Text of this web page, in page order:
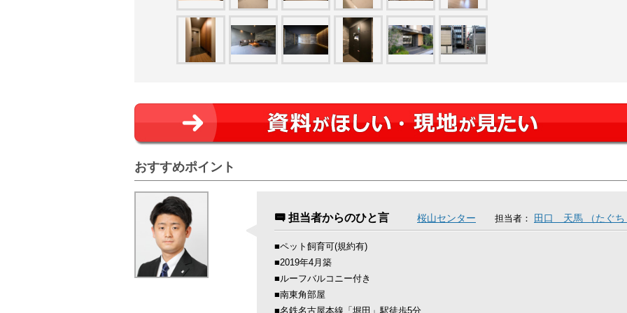
おすすめポイント
担当者からのひと言 桜山センター 担当者： 田口 天馬 （たぐち
■ペット飼育可(規約有)
■2019年4月築
■ルーフバルコニー付き
■南東角部屋
■名鉄名古屋本線「堀田」駅徒歩5分